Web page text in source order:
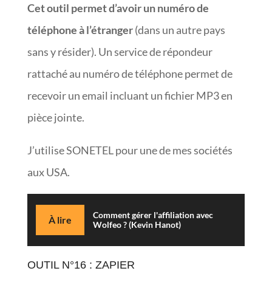
Cet outil permet d’avoir un numéro de
téléphone à l’étranger(dans un autre pays
sans y résider). Un service de répondeur
rattaché au numéro de téléphone permet de
recevoir un email incluant un fichier MP3 en
pièce jointe.
J’utilise SONETEL pour une de mes sociétés
aux USA.
À lire
Comment gérer l'affiliation avec
Wolfeo ? (Kevin Hanot)
OUTIL N°16 : ZAPIER